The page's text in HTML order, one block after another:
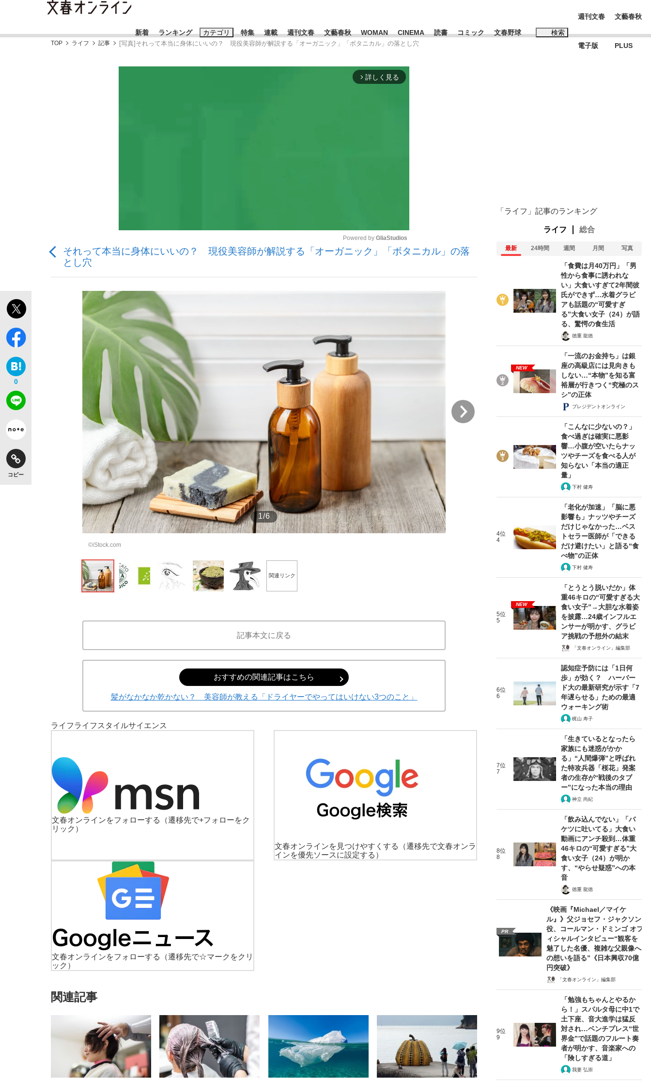
新着 ランキング カテゴリ
「敗因分析は一切聞かれなかった」侍ジャパン選手が証言した“NPB聞... 「クマが悪者扱いされているのが悲しい」『北の国から』倉本聰氏（91...
「目標達成できなかったからと言って…」サッカー日本代表・森保一監督...
特集
キングの誕生を、目撃せよ。
いまさら聞けない資産運用のすべて
the Style
もっと見る
連載 週刊文春 文藝春秋 WOMAN CINEMA 読書 コミック 文春野球 検索
週刊文春
電子版
文藝春秋
PLUS
TOP ライフ 記事 [写真]それって本当に身体にいいの？ 現役美容師が解説する「オーガニック」「ボタニカル」の落とし穴
arrow_forward_ios 詳しく見る
Powered by GliaStudios
それって本当に身体にいいの？ 現役美容師が解説する「オーガニック」「ボタニカル」の落
とし穴
0
コピー
1/6
©iStock.com
関連リンク
記事本文に戻る
おすすめの関連記事はこちら
髪がなかなか乾かない？ 美容師が教える「ドライヤーでやってはいけない3つのこと」
ライフライフスタイルサイエンス
文春オンラインをフォローする
（遷移先で+フォローをク
リック）
文春オンラインを見つけやすくする
（遷移先で文春オンラ
インを優先ソースに設定する）
文春オンラインをフォローする
（遷移先で☆マークをクリ
ック）
関連記事
「ライフ」記事のランキング
ライフ 総合
最新 24時間 週間 月間 写真
「食費は月40万円」「男
性から食事に誘われな
い」大食いすぎて2年間彼
氏ができず…水着グラビ
アも話題の“可愛すぎ
る”大食い女子（24）が語
る、驚愕の食生活
徳重 龍徳
NEW
「一流のお金持ち」は銀
座の高級店には見向きも
しない…“本物”を知る富
裕層が行きつく“究極のス
シ”の正体
プレジデントオンライン
「こんなに少ないの？」
食べ過ぎは確実に悪影
響…小腹が空いたらナッ
ツやチーズを食べる人が
知らない「本当の適正
量」
下村 健寿
4位
4
「老化が加速」「脳に悪
影響も」ナッツやチーズ
だけじゃなかった…ベス
トセラー医師が「できる
だけ避けたい」と語る“食
べ物”の正体
下村 健寿
5位
5
NEW
「とうとう脱いだか」体
重46キロの“可愛すぎる大
食い女子”→大胆な水着姿
を披露…24歳インフルエ
ンサーが明かす、グラビ
ア挑戦の予想外の結末
「文春オンライン」編集部
6位
6
認知症予防には「1日何
歩」が効く？ ハーバー
ド大の最新研究が示す「7
年遅らせる」ための最適
ウォーキング術
梶山 寿子
7位
7
「生きているとなったら
家族にも迷惑がかか
る」“人間爆弾”と呼ばれ
た特攻兵器「桜花」発案
者の生存が“戦後のタブ
ー”になった本当の理由
神立 尚紀
8位
8
「飲み込んでない」「バ
ケツに吐いてる」大食い
動画にアンチ殺到…体重
46キロの“可愛すぎる”大
食い女子（24）が明か
す、“やらせ疑惑”への本
音
徳重 龍徳
PR
《映画『Michael／マイケ
ル』》父ジョセフ・ジャクソン
役、コールマン・ドミンゴ オフ
ィシャルインタビュー“観客を
魅了した名優、複雑な父親像へ
の想いを語る”《日本興収70億
円突破》
「文春オンライン」編集部
9位
9
「勉強もちゃんとやるか
ら！」スパルタ母に中1で
土下座、音大進学は猛反
対され…ベンチプレス“世
界金”で話題のフルート奏
者が明かす、音楽家への
「険しすぎる道」
我妻 弘崇